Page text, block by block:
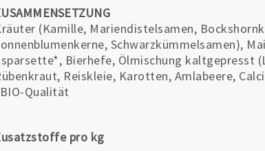
(Kamille, Mariendistelsamen,
Schwarzkümmelsamen),
Bierhefe, Ölmischung kaltgepresst
Reiskleie, Karotten, Amlabeere,
Qualität
pro kg